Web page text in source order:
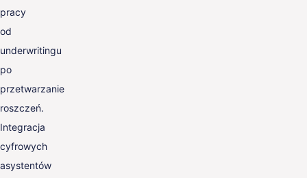
pracy
od
underwritingu
po
przetwarzanie
roszczeń.
Integracja
cyfrowych
asystentów